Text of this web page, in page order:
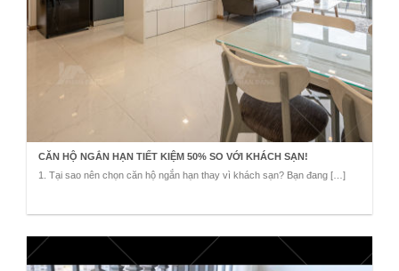
CĂN HỘ NGẮN HẠN TIẾT KIỆM 50% SO VỚI KHÁCH SẠN!
1. Tại sao nên chọn căn hộ ngắn hạn thay vì khách sạn? Bạn đang […]